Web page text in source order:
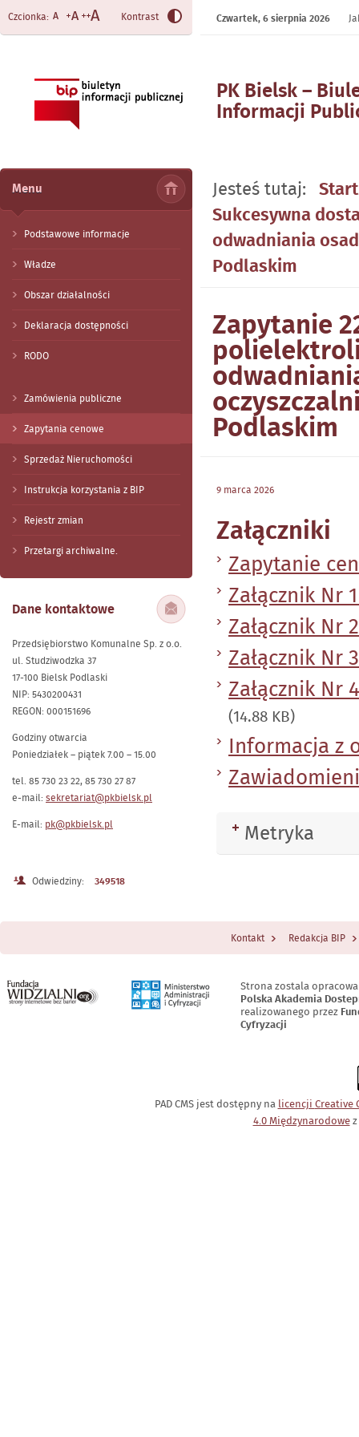
PK Bielsk –
Informacji
odwadniania
oczyszczalni
Podlaskim
Czcionka: Kontrast Czwartek,6 sierpnia 2026
Menu
Podstawowe informacje
Władze
Obszar działalności
Deklaracja dostępności
RODO
Zamówienia publiczne
Zapytania cenowe
Sprzedaż Nieruchomości
Instrukcja korzystania z BIP
Rejestr zmian
Przetargi archiwalne.
Dane kontaktowe
Przedsiębiorstwo Komunalne Sp. z o.o.
ul. Studziwodzka 37
17-100 Bielsk Podlaski
NIP: 5430200431
REGON: 000151696
Godziny otwarcia
Poniedziałek – piątek 7.00 – 15.00
tel. 85 730 23 22, 85 730 27 87
e-mail: sekretariat@pkbielsk.pl
E-mail: pk@pkbielsk.pl
Odwiedziny: 349518
Jesteś tutaj: Start
Sukcesywna
odwadniania
Podlaskim
Zapytanie
Podlaskim
9 marca 2026
Załączniki
Zapytanie
Załącznik Nr
Załącznik Nr
Załącznik Nr
Załącznik Nr
(14.88 KB)
Informacja z
Rozwiń
Metryka
Menu Stopka
Kontakt Redakcja BIP
Strona zostala
Polska Akademia
realizowanego przez
Cyfryzacji
PAD CMS jest dostępny na licencji Creative
4.0 Międzynarodowez